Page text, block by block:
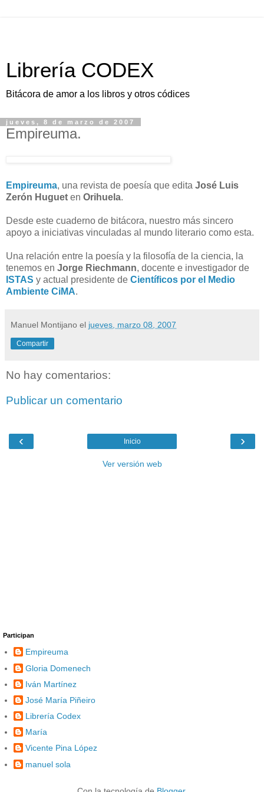
Librería CODEX
Bitácora de amor a los libros y otros códices
jueves, 8 de marzo de 2007
Empireuma.
Empireuma, una revista de poesía que edita José Luis
Zerón Huguet en Orihuela.
Desde este cuaderno de bitácora, nuestro más sincero
apoyo a iniciativas vinculadas al mundo literario como esta.
Una relación entre la poesía y la filosofía de la ciencia, la
tenemos en Jorge Riechmann, docente e investigador de
ISTAS y actual presidente de Científicos por el Medio
Ambiente CiMA.
Manuel Montijano el jueves, marzo 08, 2007
Compartir
No hay comentarios:
Publicar un comentario
‹ ›
Inicio
Ver versión web
Participan
Empireuma
Gloria Domenech
Iván Martínez
José María Piñeiro
Librería Codex
María
Vicente Pina López
manuel sola